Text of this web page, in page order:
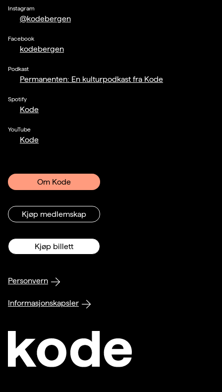
Instagram
@kodebergen
Facebook
kodebergen
Podkast
Permanenten: En kulturpodkast fra Kode
Spotify
Kode
YouTube
Kode
Om Kode
Kjøp medlemskap
Kjøp billett
Personvern
Informasjonskapsler